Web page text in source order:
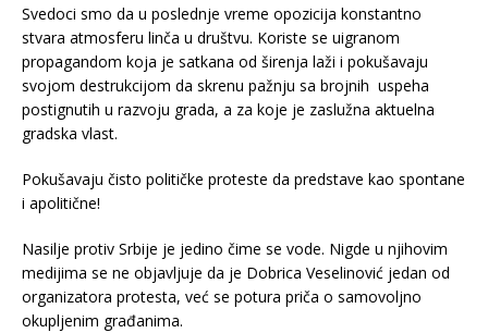
Svedoci smo da u poslednje vreme opozicija konstantno
stvara atmosferu linča u društvu. Koriste se uigranom
propagandom koja je satkana od širenja laži i pokušavaju
svojom destrukcijom da skrenu pažnju sa brojnih uspeha
postignutih u razvoju grada, a za koje je zaslužna aktuelna
gradska vlast.
Pokušavaju čisto političke proteste da predstave kao spontane
i apolitične!
Nasilje protiv Srbije je jedino čime se vode. Nigde u njihovim
medijima se ne objavljuje da je Dobrica Veselinović jedan od
organizatora protesta, već se potura priča o samovoljno
okupljenim građanima.